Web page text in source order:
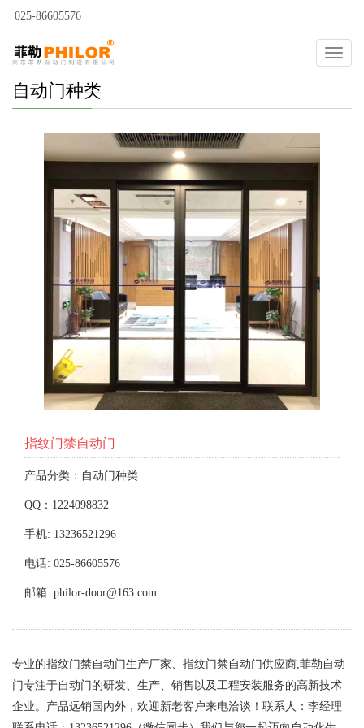
025-86605576
自动门种类
指纹门禁自动门
产品分类：自动门种类
QQ：1224098832
手机: 13236521296
电话: 025-86605576
邮箱: philor-door@163.com
专业的指纹门禁自动门生产厂家、指纹门禁自动门供应商,菲勒自动
门专注于自动门的研发、生产、销售以及工程安装服务的高新技术
企业。产品远销国内外，欢迎新老客户来电洽谈！联系人：李经理